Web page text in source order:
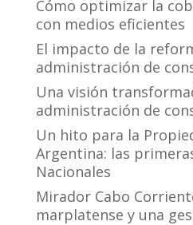
Cómo optimizar la
con medios eficientes
El impacto de la
administración de
Una visión
administración de
Un hito para la
Argentina: las
Nacionales
Mirador Cabo
marplatense y una